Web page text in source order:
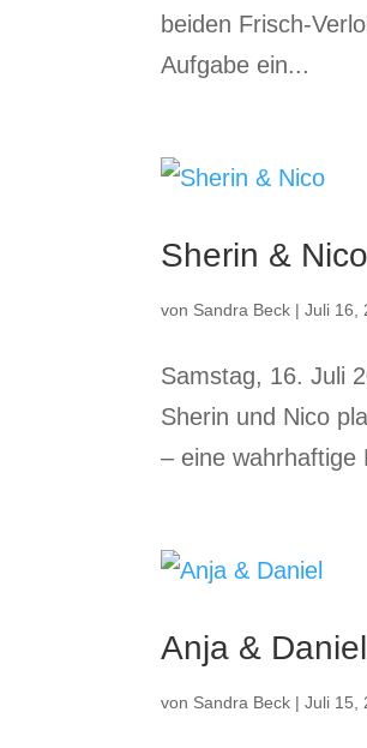
beiden Frisch-
Aufgabe ein...
Sherin & Nico
von Sandra Beck |Juli 16,
Samstag, 16. Juli
Sherin​ und Nico​
– eine wahrhaftige
Anja & Daniel
von Sandra Beck |Juli 15,